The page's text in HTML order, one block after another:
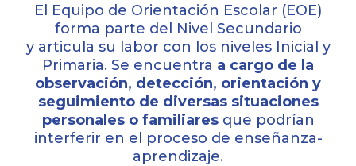
El Equipo de Orientación Escolar (EOE)
forma parte del Nivel Secundario
y articula su labor con los niveles Inicial y
Primaria. Se encuentra a cargo de la
observación, detección, orientación y
seguimiento de diversas situaciones
personales o familiares que podrían
interferir en el proceso de enseñanza-
aprendizaje.